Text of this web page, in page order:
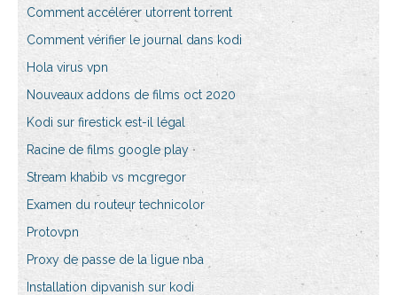
Comment accélérer utorrent torrent
Comment vérifier le journal dans kodi
Hola virus vpn
Nouveaux addons de films oct 2020
Kodi sur firestick est-il légal
Racine de films google play
Stream khabib vs mcgregor
Examen du routeur technicolor
Protovpn
Proxy de passe de la ligue nba
Installation dipvanish sur kodi